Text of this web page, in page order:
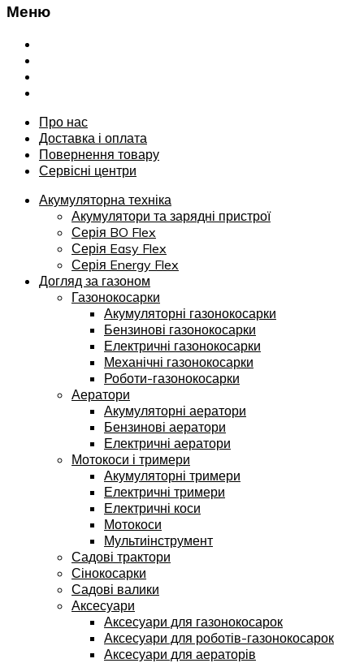
Меню
Переглянути
Про нас
Доставка і оплата
Повернення товару
Сервісні центри
Акумуляторна техніка
Акумулятори та зарядні пристрої
Серія BO Flex
Серія Easy Flex
Серія Energy Flex
Догляд за газоном
Газонокосарки
Акумуляторні газонокосарки
Бензинові газонокосарки
Електричні газонокосарки
Механічні газонокосарки
Роботи-газонокосарки
Аератори
Акумуляторні аератори
Бензинові аератори
Електричні аератори
Мотокоси і тримери
Акумуляторні тримери
Електричні тримери
Електричні коси
Мотокоси
Мультиінструмент
Садові трактори
Сінокосарки
Садові валики
Аксесуари
Аксесуари для газонокосарок
Аксесуари для роботів-газонокосарок
Аксесуари для аераторів